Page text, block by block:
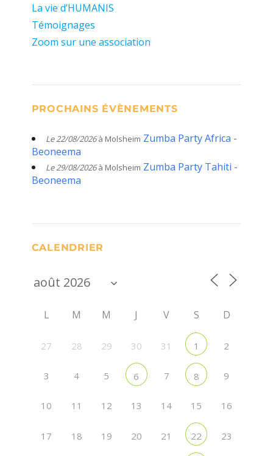
La vie d’HUMANIS
Témoignages
Zoom sur une association
PROCHAINS ÉVÈNEMENTS
Le 22/08/2026à Molsheim Zumba Party Africa -
Beoneema
Le 29/08/2026à Molsheim Zumba Party Tahiti -
Beoneema
CALENDRIER
L M M J V S D
27 28 29 30 31 1 2
3 4 5 6 7 8 9
10 11 12 13 14 15 16
17 18 19 20 21 22 23